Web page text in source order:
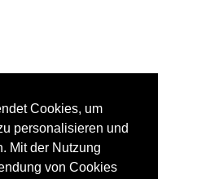
Cookies, um
personalisieren und
Mit der Nutzung
von Cookies